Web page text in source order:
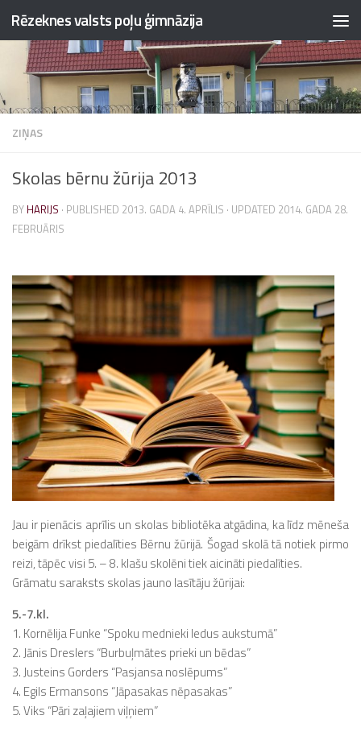
Skip to content
Rēzeknes valsts poļu ģimnāzija
ZIŅAS
Skolas bērnu žūrija 2013
BY HARIJS · PUBLISHED 2013. GADA 4. APRĪLIS · UPDATED 2014. GADA 28.
FEBRUĀRIS
Jau ir pienācis aprīlis un skolas bibliotēka atgādina, ka līdz mēneša
beigām drīkst piedalīties Bērnu žūrijā. Šogad skolā tā notiek pirmo
reizi, tāpēc visi 5. – 8. klašu skolēni tiek aicināti piedalīties.
Grāmatu saraksts skolas jauno lasītāju žūrijai:
5.-7.kl.
1. Kornēlija Funke “Spoku mednieki ledus aukstumā”
2. Jānis Dreslers “Burbuļmātes prieki un bēdas”
3. Justeins Gorders “Pasjansa noslēpums”
4. Egils Ermansons “Jāpasakas nēpasakas”
5. Viks “Pāri zaļajiem viļņiem”